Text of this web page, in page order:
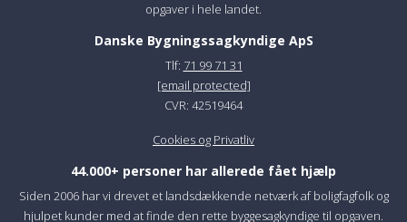
opgaver i hele landet.
Danske Bygningssagkyndige ApS
Tlf: 71 99 71 31
[email protected]
CVR: 42519464
Cookies og Privatliv
44.000+ personer har allerede fået hjælp
Siden 2006 har vi drevet et landsdækkende netværk af boligfagfolk og
hjulpet kunder med at finde den rette byggesagkyndige til opgaven.